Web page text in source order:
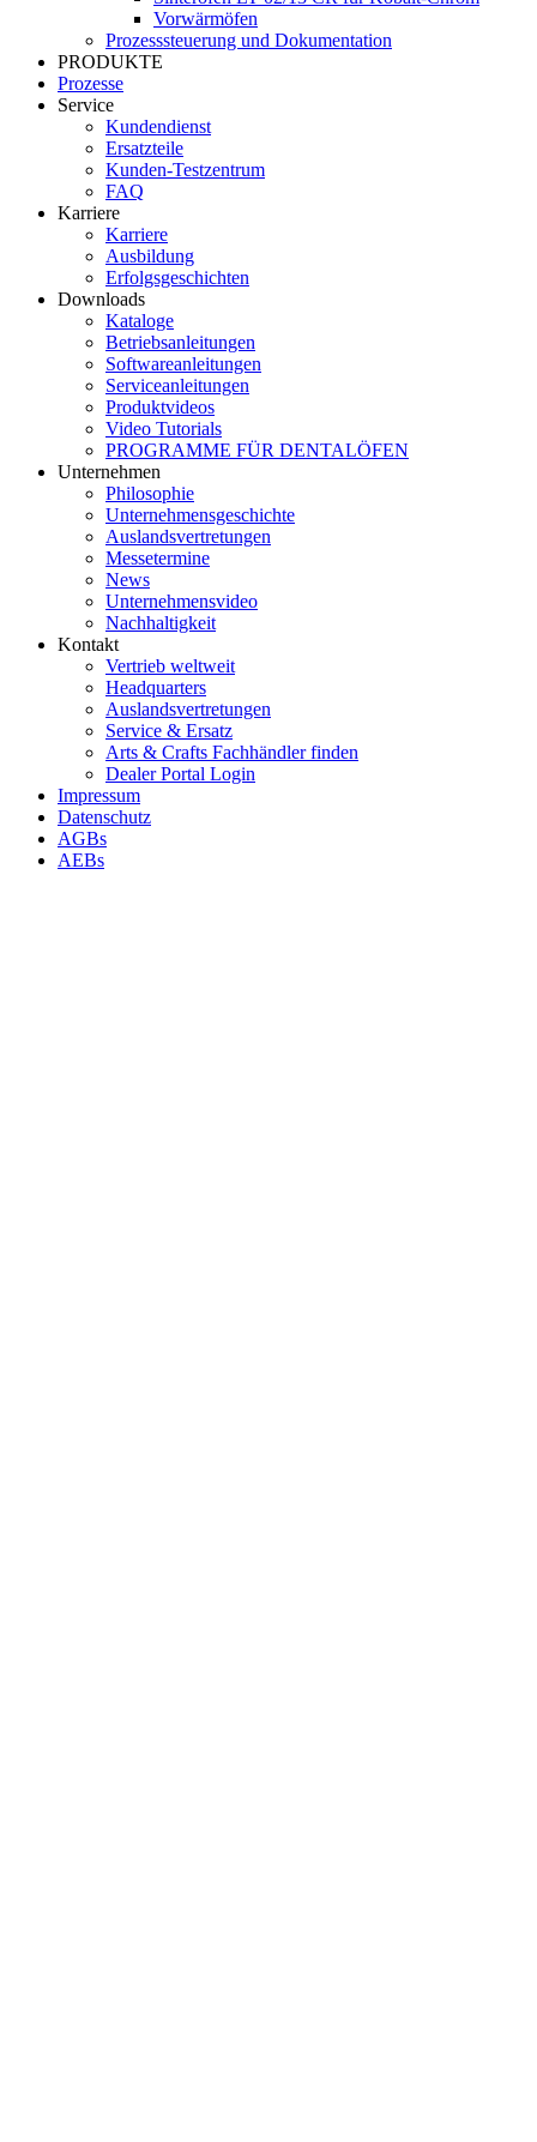
Vorwärmöfen
Prozesssteuerung und Dokumentation
PRODUKTE
Prozesse
Service
Kundendienst
Ersatzteile
Kunden-Testzentrum
FAQ
Karriere
Karriere
Ausbildung
Erfolgsgeschichten
Downloads
Kataloge
Betriebsanleitungen
Softwareanleitungen
Serviceanleitungen
Produktvideos
Video Tutorials
PROGRAMME FÜR DENTALÖFEN
Unternehmen
Philosophie
Unternehmensgeschichte
Auslandsvertretungen
Messetermine
News
Unternehmensvideo
Nachhaltigkeit
Kontakt
Vertrieb weltweit
Headquarters
Auslandsvertretungen
Service & Ersatz
Arts & Crafts Fachhändler finden
Dealer Portal Login
Impressum
Datenschutz
AGBs
AEBs